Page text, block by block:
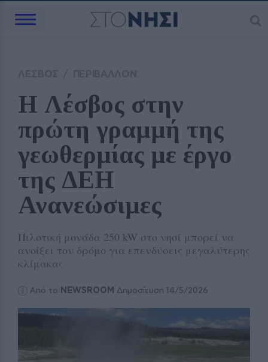
Η Λέσβος στην
πρώτη γραμμή της
γεωθερμίας με έργο
της ΔΕΗ
Ανανεώσιμες
Πιλοτική μονάδα 250 kW στο νησί μπορεί να
ανοίξει τον δρόμο για επενδύσεις μεγαλύτερης
κλίμακας
Από το NEWSROOM Δημοσίευση 14/5/2026